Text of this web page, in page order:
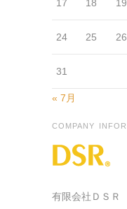
17 18 19
24 25 26
31
« 7月
COMPANY
有限会社ＤＳＲ